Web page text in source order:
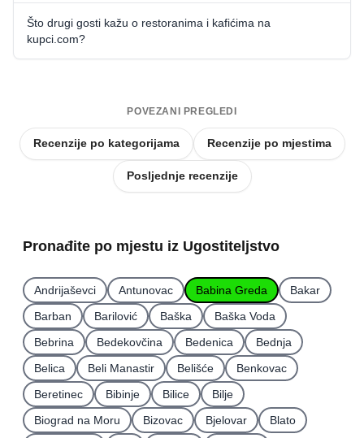
Što drugi gosti kažu o restoranima i kafićima na
kupci.com?
POVEZANI PREGLEDI
Recenzije po kategorijama Recenzije po mjestima
Posljednje recenzije
Pronađite po mjestu iz Ugostiteljstvo
Andrijaševci Antunovac Babina Greda
Bakar
Barban
Barilović Baška
Baška Voda
Bebrina
Bedekovčina Bedenica
Bednja
Belica
Beli Manastir Belišće
Benkovac
Beretinec
Bibinje Bilice
Bilje
Biograd na Moru
Bizovac Bjelovar
Blato